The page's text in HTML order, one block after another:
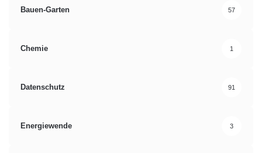
Bauen-Garten 57
Chemie 1
Datenschutz 91
Energiewende 3